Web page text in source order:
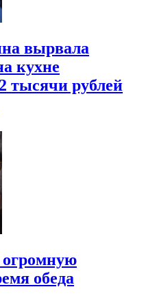
вырвала
кухне
тысячи рублей
обеда